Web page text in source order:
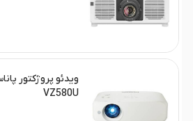
VZ580U